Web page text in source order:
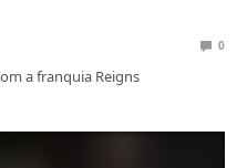
0
a franquia Reigns